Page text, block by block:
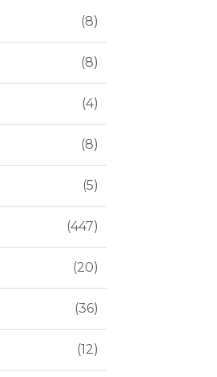
8
8
4
8
5
447
20
36
12